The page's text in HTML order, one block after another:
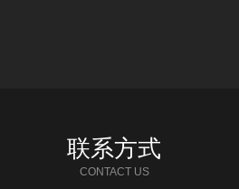
联系方式
CONTACT US